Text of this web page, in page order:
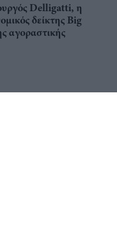
Delligatti, η
δείκτης Big
αγοραστικής